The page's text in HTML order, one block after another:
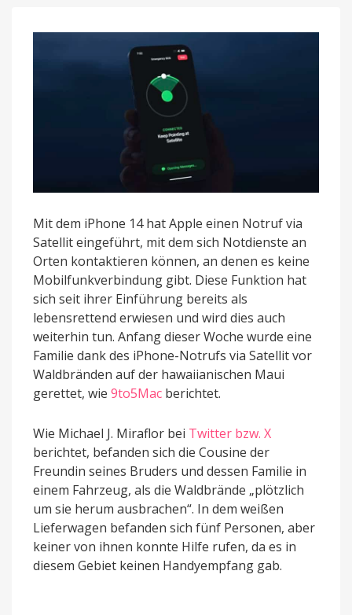
Waldbrand
gerettet
Mit dem iPhone 14 hat Apple einen Notruf via
Satellit eingeführt, mit dem sich Notdienste an
Orten kontaktieren können, an denen es keine
Mobilfunkverbindung gibt. Diese Funktion hat
sich seit ihrer Einführung bereits als
lebensrettend erwiesen und wird dies auch
weiterhin tun. Anfang dieser Woche wurde eine
Familie dank des iPhone-Notrufs via Satellit vor
Waldbränden auf der hawaiianischen Maui
gerettet, wie 9to5Mac berichtet.
Wie Michael J. Miraflor bei Twitter bzw. X
berichtet, befanden sich die Cousine der
Freundin seines Bruders und dessen Familie in
einem Fahrzeug, als die Waldbrände „plötzlich
um sie herum ausbrachen“. In dem weißen
Lieferwagen befanden sich fünf Personen, aber
keiner von ihnen konnte Hilfe rufen, da es in
diesem Gebiet keinen Handyempfang gab.